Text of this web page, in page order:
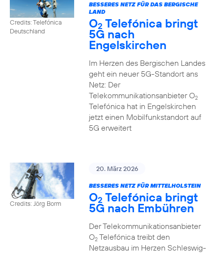
Credits: Telefónica
Deutschland
BESSERES NETZ FÜR DAS BERGISCHE
LAND
O2 Telefónica bringt
5G nach
Engelskirchen
Im Herzen des Bergischen Landes
geht ein neuer 5G-Standort ans
Netz: Der
Telekommunikationsanbieter O2
Telefónica hat in Engelskirchen
jetzt einen Mobilfunkstandort auf
5G erweitert
Credits: Jörg Borm
20. März 2026
BESSERES NETZ FÜR MITTELHOLSTEIN
O2 Telefónica bringt
5G nach Embühren
Der Telekommunikationsanbieter
O2Telefónica treibt den
Netzausbau im Herzen Schleswig-